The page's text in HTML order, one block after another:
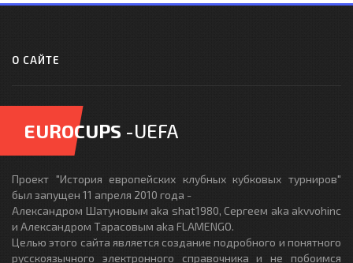
О САЙТЕ
EUROCUPS -UEFA
Проект "История европейских клубных кубковых турниров"
был запущен 11 апреля 2010 года -
Александром Шатуновым aka shat1980, Сергеем aka akvvohinc
и Александром Тарасовым aka FLAMENGO.
Целью этого сайта является создание подробного и понятного
русскоязычного электронного справочника и не побоимся